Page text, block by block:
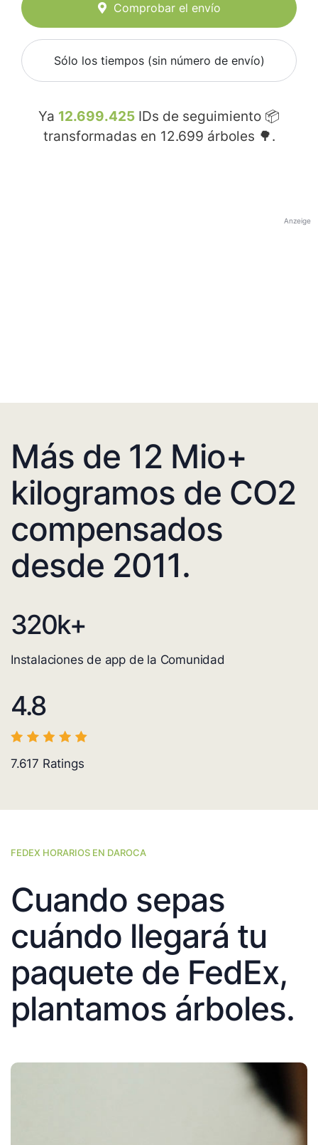
Comprobar el envío
Sólo los tiempos (sin número de envío)
Ya 12.699.425 IDs de seguimiento 📦
transformadas en 12.699 árboles 🌳.
Anzeige
Más de 12 Mio+
kilogramos de CO2
compensados
desde 2011.
320k+
Instalaciones de app de la Comunidad
4.8
7.617 Ratings
FEDEX HORARIOS EN DAROCA
Cuando sepas
cuándo llegará tu
paquete de FedEx,
plantamos árboles.